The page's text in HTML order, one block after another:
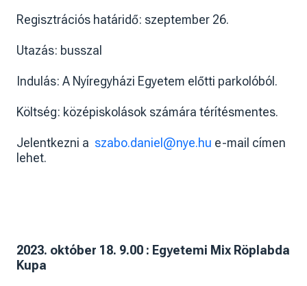
Regisztrációs határidő: szeptember 26.
Utazás: busszal
Indulás: A Nyíregyházi Egyetem előtti parkolóból.
Költség: középiskolások számára térítésmentes.
Jelentkezni a szabo.daniel@nye.hu e-mail címen
lehet.
2023. október 18. 9.00 : Egyetemi Mix Röplabda
Kupa